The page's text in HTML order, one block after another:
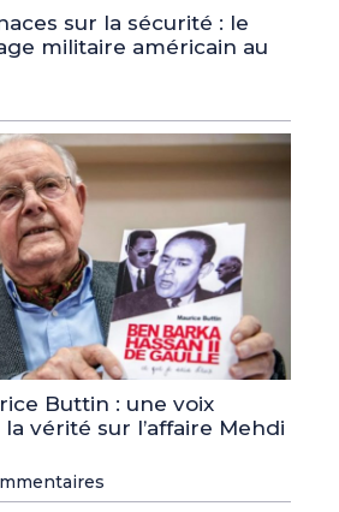
sur la sécurité : le
militaire américain au
Buttin : une voix
vérité sur l’affaire Mehdi